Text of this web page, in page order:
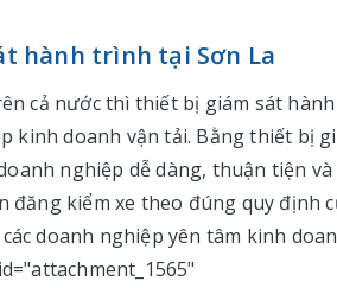
hành trình tại Sơn La
cả nước thì thiết bị giám sát hành
kinh doanh vận tải. Bằng thiết bị
nghiệp dễ dàng, thuận tiện và
đăng kiểm xe theo đúng quy định
doanh nghiệp yên tâm kinh